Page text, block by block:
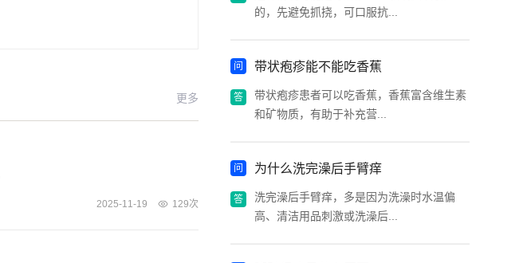
更多
2025-11-19 129次
的，先避免抓挠，可口服抗...
带状疱疹能不能吃香蕉
带状疱疹患者可以吃香蕉，香蕉富含维生素
和矿物质，有助于补充营...
为什么洗完澡后手臂痒
洗完澡后手臂痒，多是因为洗澡时水温偏
高、清洁用品刺激或洗澡后...